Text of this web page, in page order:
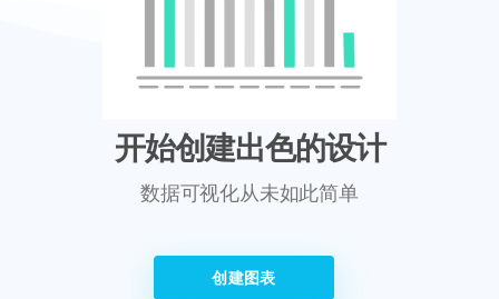
开始创建出色的设计
数据可视化从未如此简单
创建图表